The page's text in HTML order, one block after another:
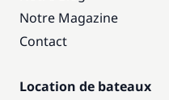
Notre Magazine
Contact
Location de bateaux